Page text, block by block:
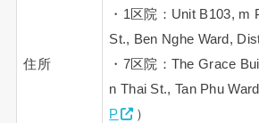
住所
・1区院：Unit B103, m
St., Ben Nghe Ward,
・7区院：The Grace
n Thai St., Tan Phu
P
）